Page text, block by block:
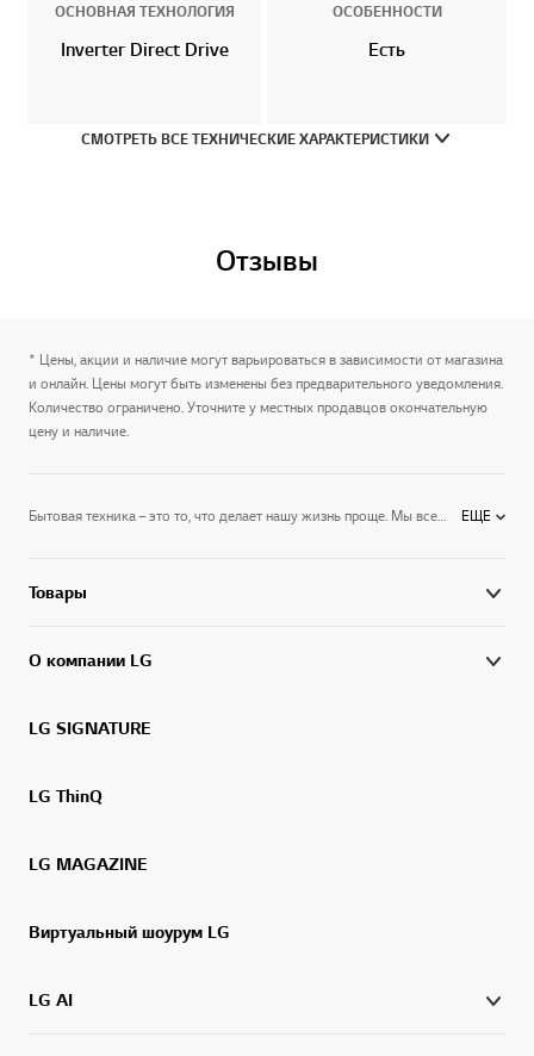
ОСНОВНАЯ ТЕХНОЛОГИЯ
Inverter Direct Drive
ОСОБЕННОСТИ
Есть
СМОТРЕТЬ ВСЕ ТЕХНИЧЕСКИЕ ХАРАКТЕРИСТИКИ
Отзывы
* Цены, акции и наличие могут варьироваться в зависимости от магазина
и онлайн. Цены могут быть изменены без предварительного уведомления.
Количество ограничено. Уточните у местных продавцов окончательную
цену и наличие.
Бытовая техника – это то, что делает нашу жизнь проще. Мы все хотим, чтобы она была удобной, надежной, хорошо вписывалась в интерьер и не занимала много места. Приборы LG не просто отвечают всем этим запросам – они выводят само понятие бытовой техники на новый уровень. Создавая потребительскую электронику, компания стремится расширить ее привычный функционал, сделать прогрессивные технологии более доступными, управление более удобным, а дизайн – опережающим время. LG – это техника, которая делает прогресс частью повседневной жизни. ЕЩЕ
Товары
О компании LG
LG SIGNATURE
LG ThinQ
LG MAGAZINE
Виртуальный шоурум LG
LG AI